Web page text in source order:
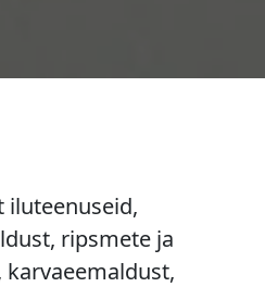
iluteenuseid,
ripsmete ja